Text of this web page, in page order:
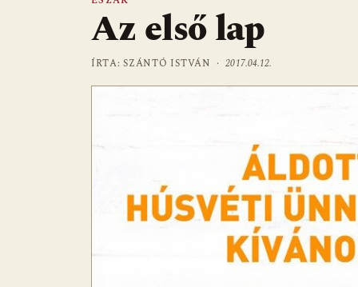
Az első lap
ÍRTA: SZÁNTÓ ISTVÁN ·2017.04.12.